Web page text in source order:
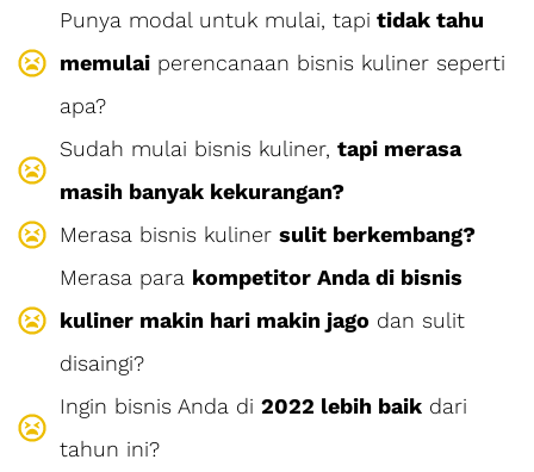
Punya modal untuk mulai, tapi tidak tahu
memulai perencanaan bisnis kuliner seperti
apa?
Sudah mulai bisnis kuliner, tapi merasa
masih banyak kekurangan?
Merasa bisnis kuliner sulit berkembang?
Merasa para kompetitor Anda di bisnis
kuliner makin hari makin jago dan sulit
disaingi?
Ingin bisnis Anda di 2022 lebih baik dari
tahun ini?